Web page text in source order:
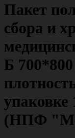
Пакет
сбора и
Б
упаковке
(НПФ